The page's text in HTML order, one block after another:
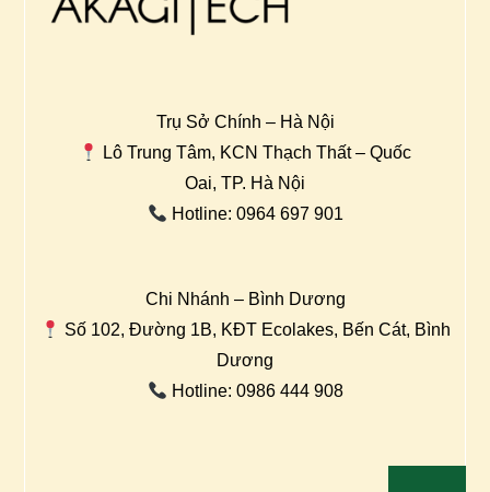
Trụ Sở Chính – Hà Nội
Lô Trung Tâm, KCN Thạch Thất – Quốc
Oai, TP. Hà Nội
Hotline: 0964 697 901
Chi Nhánh – Bình Dương
Số 102, Đường 1B, KĐT Ecolakes, Bến Cát, Bình
Dương
Hotline: 0986 444 908